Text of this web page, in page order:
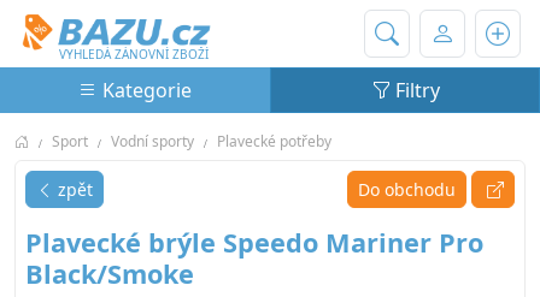
Bazu.cz
VYHLEDÁ ZÁNOVNÍ ZBOŽÍ
Kategorie Filtry
Sport Vodní sporty Plavecké potřeby
zpět Do obchodu
Plavecké brýle Speedo Mariner Pro
Black/Smoke